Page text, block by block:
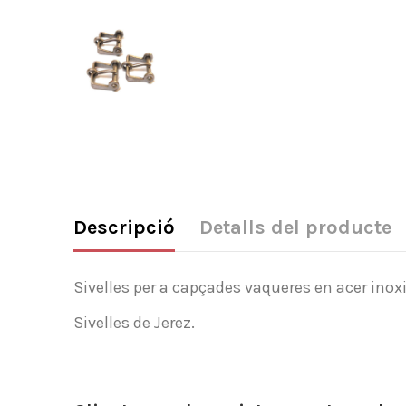
Descripció Detalls del producte
Sivelles per a capçades vaqueres en acer
Sivelles de Jerez.